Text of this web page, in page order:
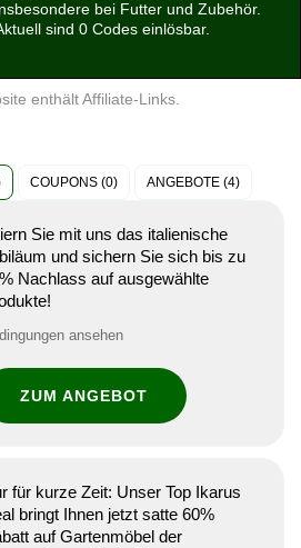
bei Futter und Zubehör.
sind 0 Codes einlösbar.
enthält Affiliate-Links.
COUPONS (0) ANGEBOTE (4)
Sie mit uns das italienische
und sichern Sie sich bis zu
Nachlass auf ausgewählte
ansehen
ZUM ANGEBOT
für kurze Zeit: Unser Top Ikarus
bringt Ihnen jetzt satte 60%
auf Gartenmöbel der